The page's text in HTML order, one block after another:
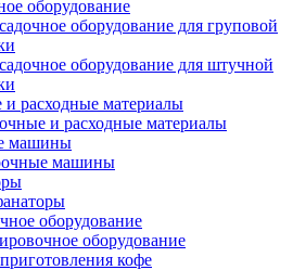
оборудование
оборудование для груповой
оборудование для штучной
расходные материалы
и расходные материалы
машины
машины
оборудование
оборудование
кофе